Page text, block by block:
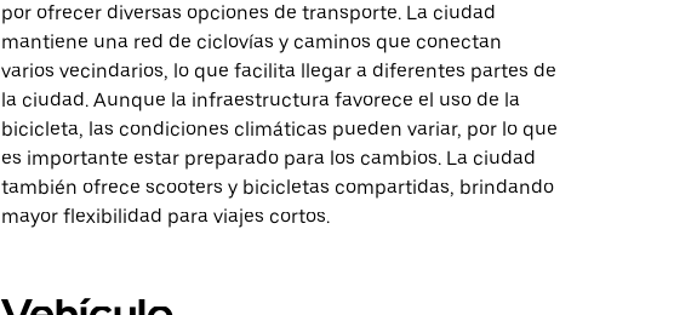
por ofrecer diversas opciones de transporte. La ciudad
mantiene una red de ciclovías y caminos que conectan
varios vecindarios, lo que facilita llegar a diferentes partes de
la ciudad. Aunque la infraestructura favorece el uso de la
bicicleta, las condiciones climáticas pueden variar, por lo que
es importante estar preparado para los cambios. La ciudad
también ofrece scooters y bicicletas compartidas, brindando
mayor flexibilidad para viajes cortos.